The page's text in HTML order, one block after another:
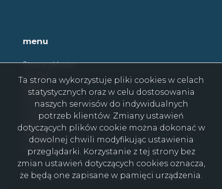
menu
Strona główna
O firmie
Oferty
Zgłoszenia
Ulubione
Blog
Kontakt
Rodo
Ta strona wykorzystuje pliki cookies w celach
statystycznych oraz w celu dostosowania
naszych serwisów do indywidualnych
potrzeb klientów. Zmiany ustawień
dotyczących plików cookie można dokonać w
dowolnej chwili modyfikując ustawienia
przeglądarki. Korzystanie z tej strony bez
zmian ustawień dotyczących cookies oznacza,
że będą one zapisane w pamięci urządzenia.